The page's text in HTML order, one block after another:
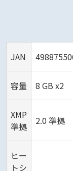
JAN
容量 8 GB x2
XMP
準拠
2.0 準拠
ヒー
トシ